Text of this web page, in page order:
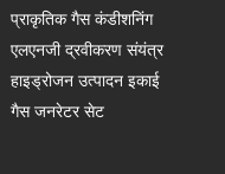
प्राकृतिक गैस कंडीशनिंग
एलएनजी द्रवीकरण संयंत्र
हाइड्रोजन उत्पादन इकाई
गैस जनरेटर सेट